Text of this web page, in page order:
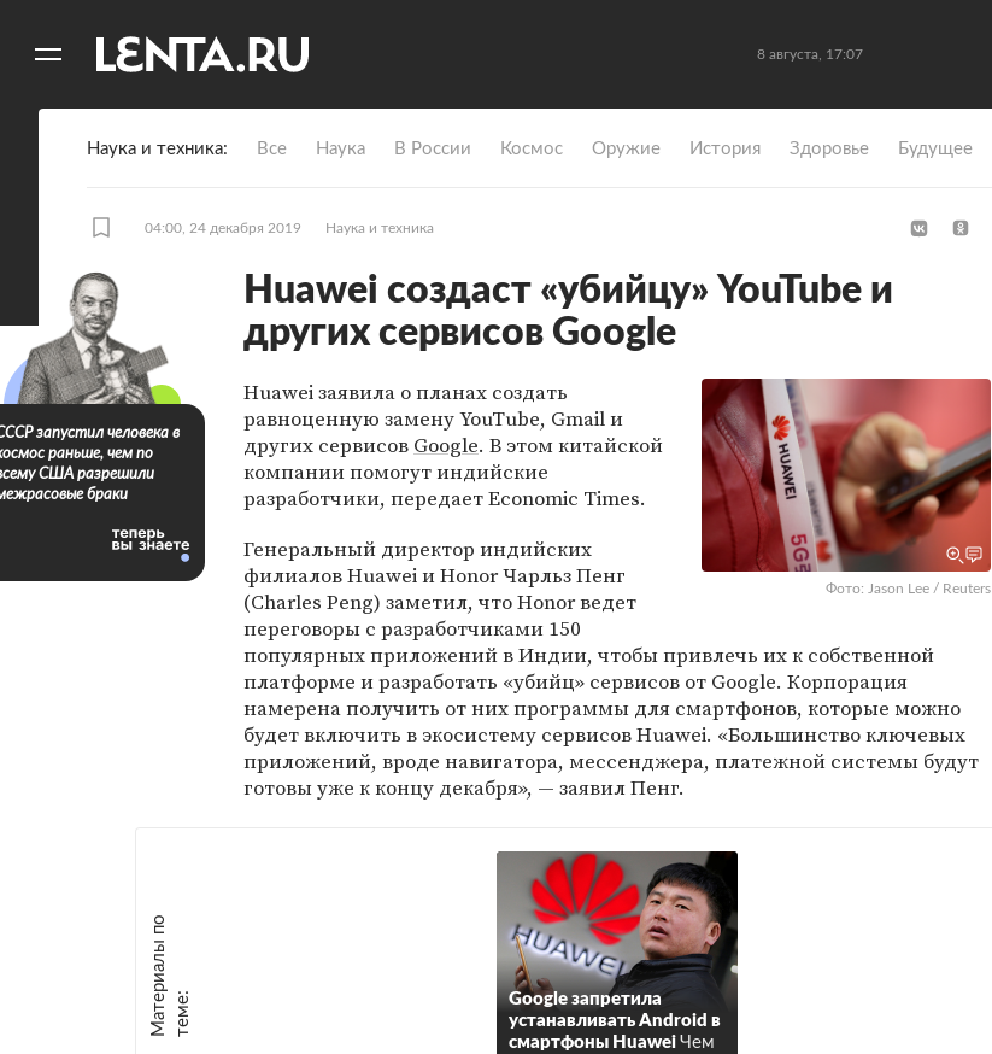
8 августа, 17:07
Наука и техника Все Наука В России Космос Оружие История Здоровье Будущее
04:00, 24 декабря 2019 Наука и техника
Huawei создаст «убийцу» YouTube и
других сервисов Google
Фото: Jason Lee / Reuters
Huawei заявила о планах создать
равноценную замену YouTube, Gmail и
других сервисов Google. В этом китайской
компании помогут индийские
разработчики, передает Economic Times.
Генеральный директор индийских
филиалов Huawei и Honor Чарльз Пенг
(Charles Peng) заметил, что Honor ведет
переговоры с разработчиками 150
популярных приложений в Индии, чтобы привлечь их к собственной
платформе и разработать «убийц» сервисов от Google. Корпорация
намерена получить от них программы для смартфонов, которые можно
будет включить в экосистему сервисов Huawei. «Большинство ключевых
приложений, вроде навигатора, мессенджера, платежной системы будут
готовы уже к концу декабря», — заявил Пенг.
М
а
т е
р
и
а
л
ы
п
о
т
е
м
е :
Google запретила
устанавливать Android в
смартфоны Huawei Чем
запустил человека в
раньше, чем по
США разрешили
браки